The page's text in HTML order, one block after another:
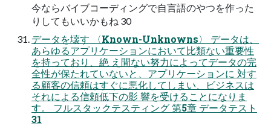
今ならバイブコーディングで自言語のやつを作った
りしてもいいかもね 30
データを壊す 〈Known-Unknowns〉 データは、
あらゆるアプリケーションにおいて比類ない重要性
を持っており、絶 え間ない努力によってデータの完
全性が保たれていないと、アプリケーションに 対す
る顧客の信頼はすぐに悪化してしまい、ビジネスは
それによる信頼低下の影 響を受けることになりま
す。 フルスタックテスティング 第5章 データテスト
31